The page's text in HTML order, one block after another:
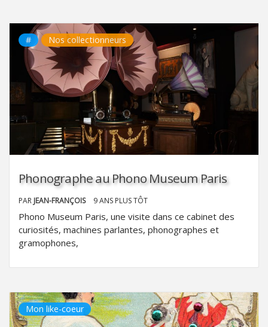
# Nos collectionneurs
Phonographe au Phono Museum Paris
PAR JEAN-FRANÇOIS 9 ANS PLUS TÔT
Phono Museum Paris, une visite dans ce cabinet des
curiosités, machines parlantes, phonographes et
gramophones,
Mon like-coeur